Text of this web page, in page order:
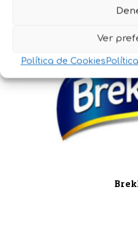
Ver
Política de Cookies